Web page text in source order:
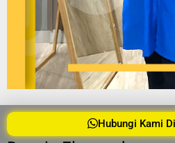
Hubungi Kami